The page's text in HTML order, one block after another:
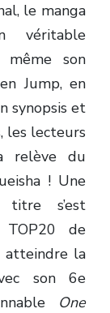
le manga
véritable
même son
Jump, en
synopsis et
les lecteurs
relève du
! Une
s’est
TOP20 de
atteindre la
son 6e
One